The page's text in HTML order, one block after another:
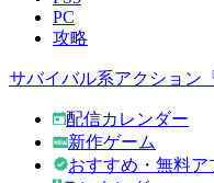
PC
攻略
サバイバル系アクション
配信カレンダー
新作ゲーム
おすすめ・無料ア